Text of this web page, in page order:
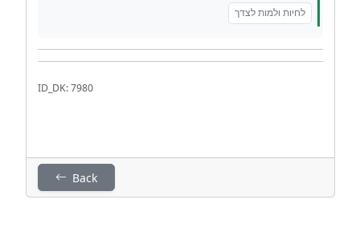
לחיות ולמות לצדך
ID_DK: 7980
Back